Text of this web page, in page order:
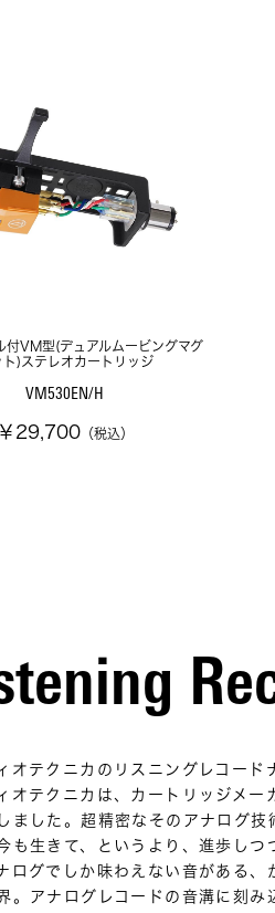
付VM型(デュアルムービングマグ
ト)ステレオカートリッジ
VM530EN/H
￥29,700（税込）
オテクニカのリスニングレコード
オテクニカは、カートリッジメー
ました。超精密なそのアナログ技
も生きて、というより、進歩しつ
ログでしか味わえない音がある、
。アナログレコードの音溝に刻み